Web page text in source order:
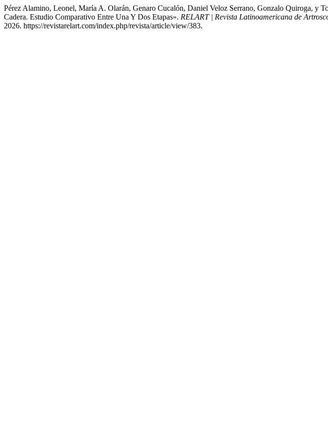
Pérez Alamino, Leonel, María A. Olarán, Genaro Cucalón, Daniel Veloz Serrano, Gonzalo Quiroga, y
Cadera. Estudio Comparativo Entre Una Y Dos Etapas». RELART | Revista Latinoamericana de
2026. https://revistarelart.com/index.php/revista/article/view/383.